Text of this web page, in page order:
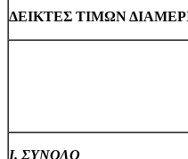
ΔΕΙΚΤΕΣ ΤΙΜΩΝ
Ι. ΣΥΝΟΛΟ